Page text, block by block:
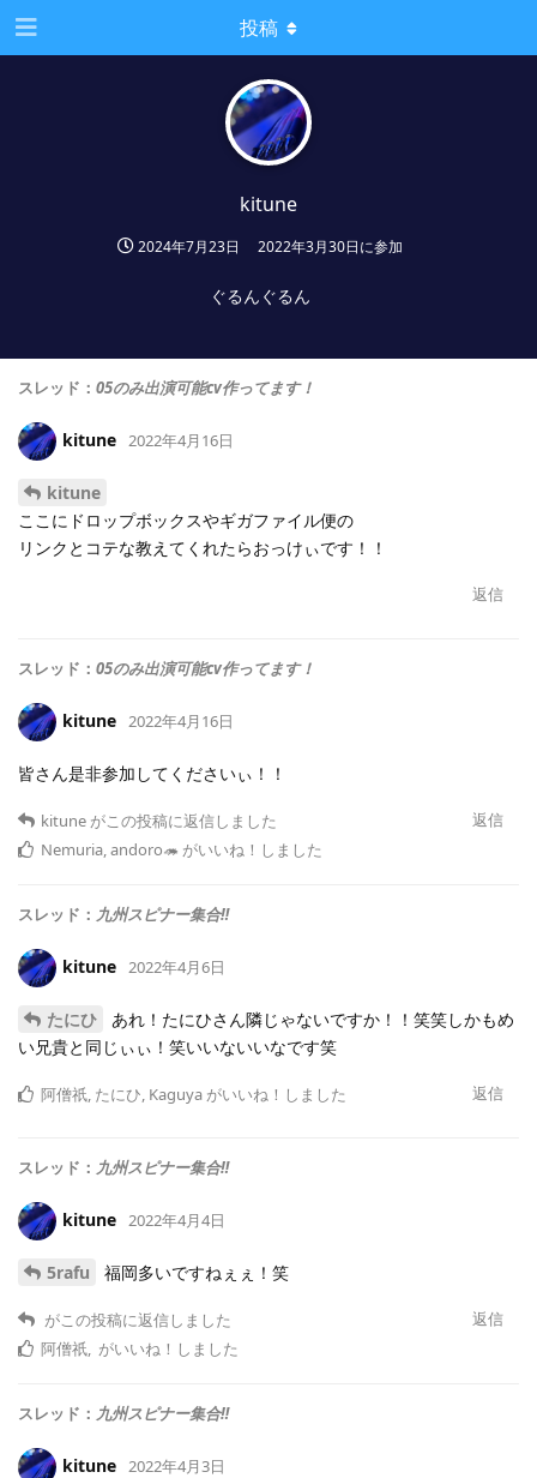
kitune
2024年7月23日 2022年3月30日に参加
ぐるんぐるん
投稿
スレッド： 05のみ出演可能cv作ってます！
kitune 2022年4月16日
kitune
ここにドロップボックスやギガファイル便の
リンクとコテな教えてくれたらおっけぃです！！
返信
スレッド： 05のみ出演可能cv作ってます！
kitune 2022年4月16日
皆さん是非参加してくださいぃ！！
返信
kitune がこの投稿に返信しました
Nemuria,andoro🦔 がいいね！しました
スレッド： 九州スピナー集合‼️
kitune 2022年4月6日
たにひ
あれ！たにひさん隣じゃないですか！！笑笑しかもめ
い兄貴と同じぃぃ！笑いいないいなです笑
返信
阿僧祇, たにひ, Kaguya がいいね！しました
スレッド： 九州スピナー集合‼️
kitune 2022年4月4日
5rafu 福岡多いですねぇぇ！笑
返信
がこの投稿に返信しました
阿僧祇, がいいね！しました
スレッド： 九州スピナー集合‼️
kitune 2022年4月3日